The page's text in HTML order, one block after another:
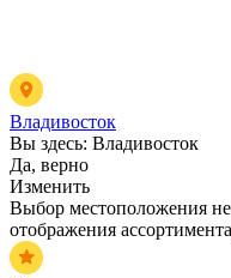
Владивосток
Вы здесь: Владивосток
Да, верно
Изменить
Выбор местоположения
отображения